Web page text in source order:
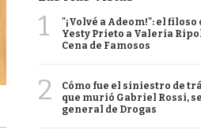
1
"¡Volvé a Adeom!": el
Yesty Prieto a Valeria
Cena de Famosos
2
Cómo fue el siniestro de
que murió Gabriel Rossi,
general de Drogas